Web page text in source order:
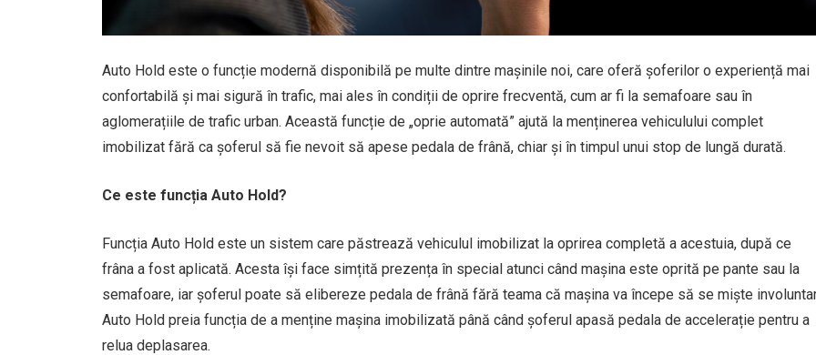
Auto Hold este o funcție modernă disponibilă pe multe dintre mașinile noi, care oferă șoferilor o experiență mai
confortabilă și mai sigură în trafic, mai ales în condiții de oprire frecventă, cum ar fi la semafoare sau în
aglomerațiile de trafic urban. Această funcție de „oprie automată” ajută la menținerea vehiculului complet
imobilizat fără ca șoferul să fie nevoit să apese pedala de frână, chiar și în timpul unui stop de lungă durată.
Ce este funcția Auto Hold?
Funcția Auto Hold este un sistem care păstrează vehiculul imobilizat la oprirea completă a acestuia, după ce
frâna a fost aplicată. Acesta își face simțită prezența în special atunci când mașina este oprită pe pante sau la
semafoare, iar șoferul poate să elibereze pedala de frână fără teama că mașina va începe să se miște
Auto Hold preia funcția de a menține mașina imobilizată până când șoferul apasă pedala de accelerație pentru a
relua deplasarea.